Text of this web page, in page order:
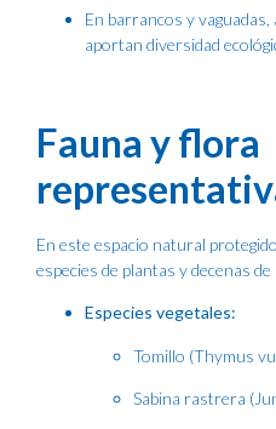
En barrancos y
aportan diversidad
Fauna y flora
En este espacio natural
especies de plantas y decenas
Especies vegetales:
Tomillo (Thymus
Sabina rastrera